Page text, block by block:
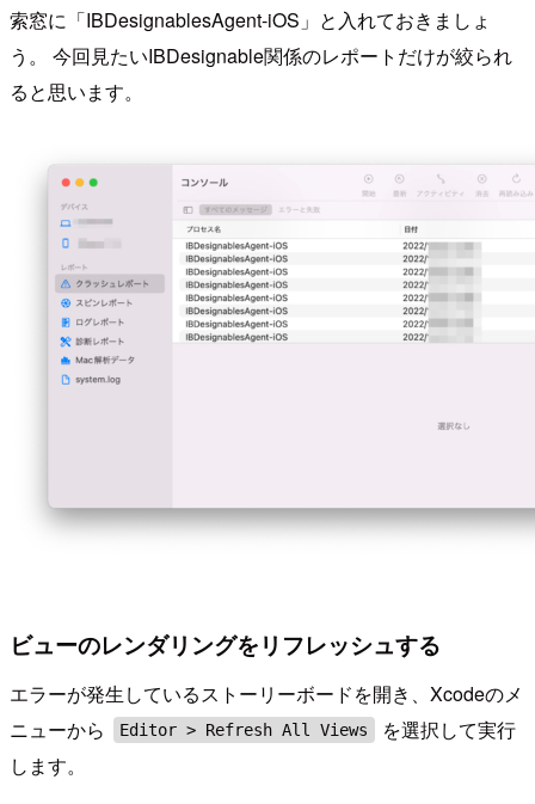
索窓に「IBDesignablesAgent-iOS」と入れておきましょ
う。 今回見たいIBDesignable関係のレポートだけが絞られ
ると思います。
ビューのレンダリングをリフレッシュする
エラーが発生しているストーリーボードを開き、Xcodeのメ
ニューから
Editor > Refresh All Views
を選択して実行
します。